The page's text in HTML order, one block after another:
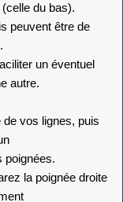
du bas).
peuvent être de
un éventuel
autre.
vos lignes, puis
poignées.
la poignée droite